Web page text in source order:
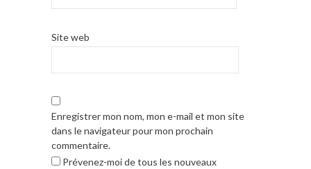
Site web
Enregistrer mon nom, mon e-mail et mon site
dans le navigateur pour mon prochain
commentaire.
Prévenez-moi de tous les nouveaux